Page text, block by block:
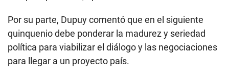
Por su parte, Dupuy comentó que en el siguiente
quinquenio debe ponderar la madurez y seriedad
política para viabilizar el diálogo y las negociaciones
para llegar a un proyecto país.